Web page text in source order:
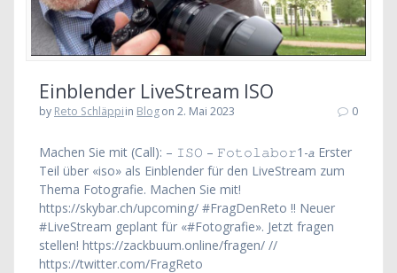
Einblender LiveStream ISO
by Reto Schläppiin Blogon 2. Mai 2023 0
Machen Sie mit (Call): – 𝙸𝚂𝙾 – 𝙵𝚘𝚝𝚘𝚕𝚊𝚋𝚘𝚛1-𝘢 Erster
Teil über «iso» als Einblender für den LiveStream zum
Thema Fotografie. Machen Sie mit!
https://skybar.ch/upcoming/ #FragDenReto !! Neuer
#LiveStream geplant für «#Fotografie». Jetzt fragen
stellen! https://zackbuum.online/fragen/ //
https://twitter.com/FragReto